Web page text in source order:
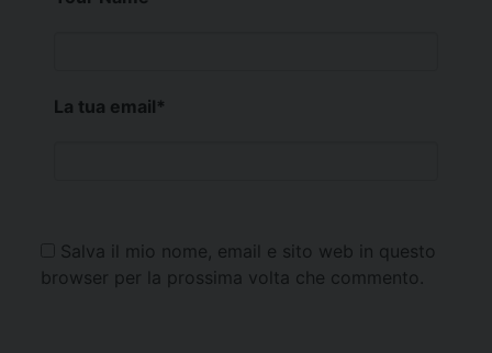
La tua email*
Salva il mio nome, email e sito web in questo
browser per la prossima volta che commento.